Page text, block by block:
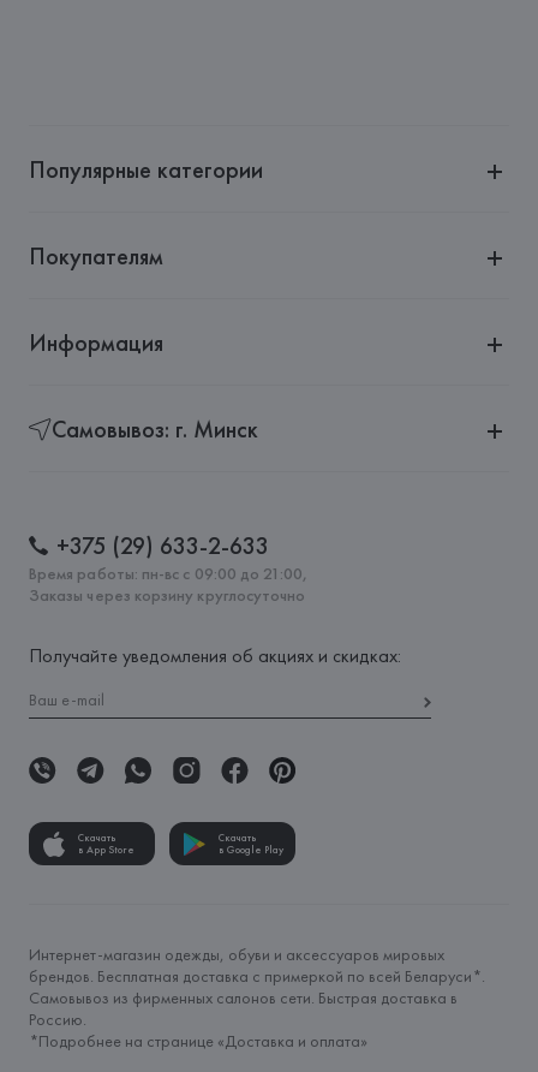
Популярные категории
Покупателям
Информация
Самовывоз: г. Минск
+375 (29) 633-2-633
Время работы: пн-вс с 09:00 до 21:00,
Заказы через корзину круглосуточно
Получайте уведомления об акциях и скидках:
Скачать
в App Store
Скачать
в Google Play
Интернет-магазин одежды, обуви и аксессуаров мировых
брендов. Бесплатная доставка с примеркой по всей Беларуси*.
Самовывоз из фирменных салонов сети. Быстрая доставка в
Россию.
*Подробнее на странице «Доставка и оплата»